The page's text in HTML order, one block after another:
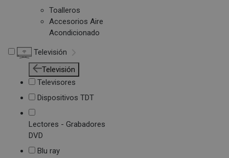
Toalleros
Accesorios Aire
Acondicionado
Televisión
Televisión
Televisores
Dispositivos TDT
Lectores - Grabadores
DVD
Blu ray